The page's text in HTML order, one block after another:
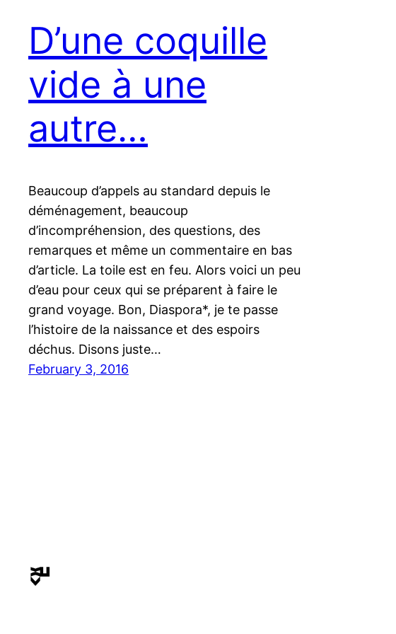
D’une coquille
vide à une
autre…
Beaucoup d’appels au standard depuis le
déménagement, beaucoup
d’incompréhension, des questions, des
remarques et même un commentaire en bas
d’article. La toile est en feu. Alors voici un peu
d’eau pour ceux qui se préparent à faire le
grand voyage. Bon, Diaspora*, je te passe
l’histoire de la naissance et des espoirs
déchus. Disons juste…
February 3, 2016